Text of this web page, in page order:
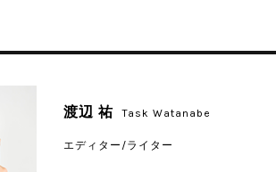
渡辺 祐 Task Watanabe
エディター/ライター